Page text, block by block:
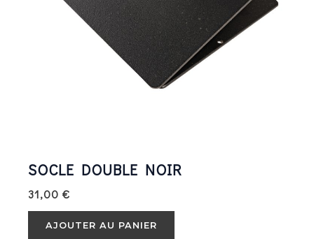
SOCLE DOUBLE NOIR
31,00 €
AJOUTER AU PANIER